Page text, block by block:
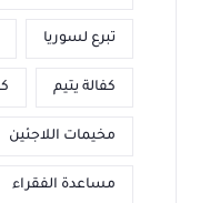
تبرع لسوريا
كفالة يتيم
مخيمات اللاجئين
مساعدة الفقراء